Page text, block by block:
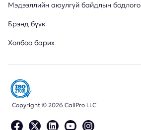
Мэдээллийн аюулгүй байдлын бодлого
Брэнд бүүк
Холбоо барих
Copyright © 2026 CallPro LLC